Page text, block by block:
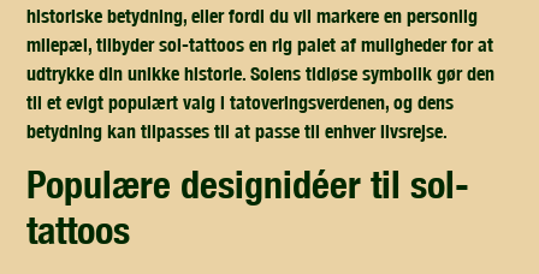
historiske betydning, eller fordi du vil markere en personlig
milepæl, tilbyder sol-tattoos en rig palet af muligheder for at
udtrykke din unikke historie. Solens tidløse symbolik gør den
til et evigt populært valg i tatoveringsverdenen, og dens
betydning kan tilpasses til at passe til enhver livsrejse.
populære designidéer til sol-
tattoos